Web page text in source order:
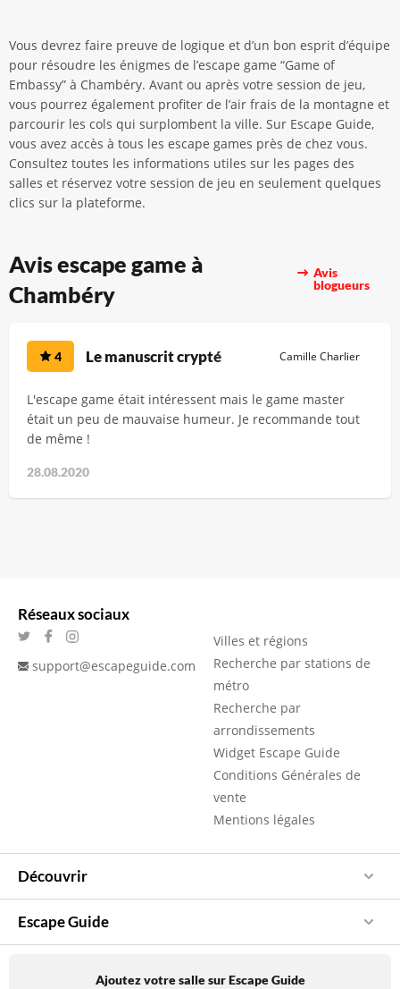
Vous devrez faire preuve de logique et d’un bon esprit d’équipe
pour résoudre les énigmes de l’escape game “Game of
Embassy” à Chambéry. Avant ou après votre session de jeu,
vous pourrez également profiter de l’air frais de la montagne et
parcourir les cols qui surplombent la ville. Sur Escape Guide,
vous avez accès à tous les escape games près de chez vous.
Consultez toutes les informations utiles sur les pages des
salles et réservez votre session de jeu en seulement quelques
clics sur la plateforme.
Avis escape game à
Chambéry
Avis
blogueurs
4 Le manuscrit crypté Camille Charlier
L'escape game était intéressent mais le game master
était un peu de mauvaise humeur. Je recommande tout
de même !
28.08.2020
Réseaux sociaux
support@escapeguide.com
Villes et régions
Recherche par stations de
métro
Recherche par
arrondissements
Widget Escape Guide
Conditions Générales de
vente
Mentions légales
Découvrir
Escape Guide
Ajoutez votre salle sur Escape Guide